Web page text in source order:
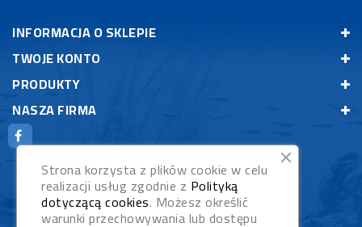
INFORMACJA O SKLEPIE
TWOJE KONTO
PRODUKTY
NASZA FIRMA
Strona korzysta z plików cookie w celu
realizacji usług zgodnie z Polityką
dotyczącą cookies. Możesz określić
warunki przechowywania lub dostępu